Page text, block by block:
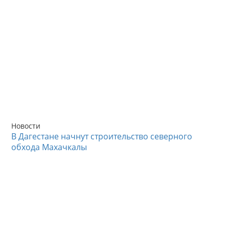
Новости
В Дагестане начнут строительство северного
обхода Махачкалы